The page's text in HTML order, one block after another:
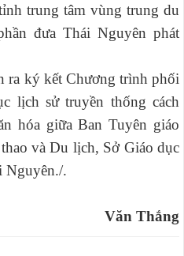
trung tâm vùng trung du
đưa Thái Nguyên phát
ký kết Chương trình phối
lịch sử truyền thống cách
hóa giữa Ban Tuyên giáo
và Du lịch, Sở Giáo dục
Nguyên./.
Văn Thắng